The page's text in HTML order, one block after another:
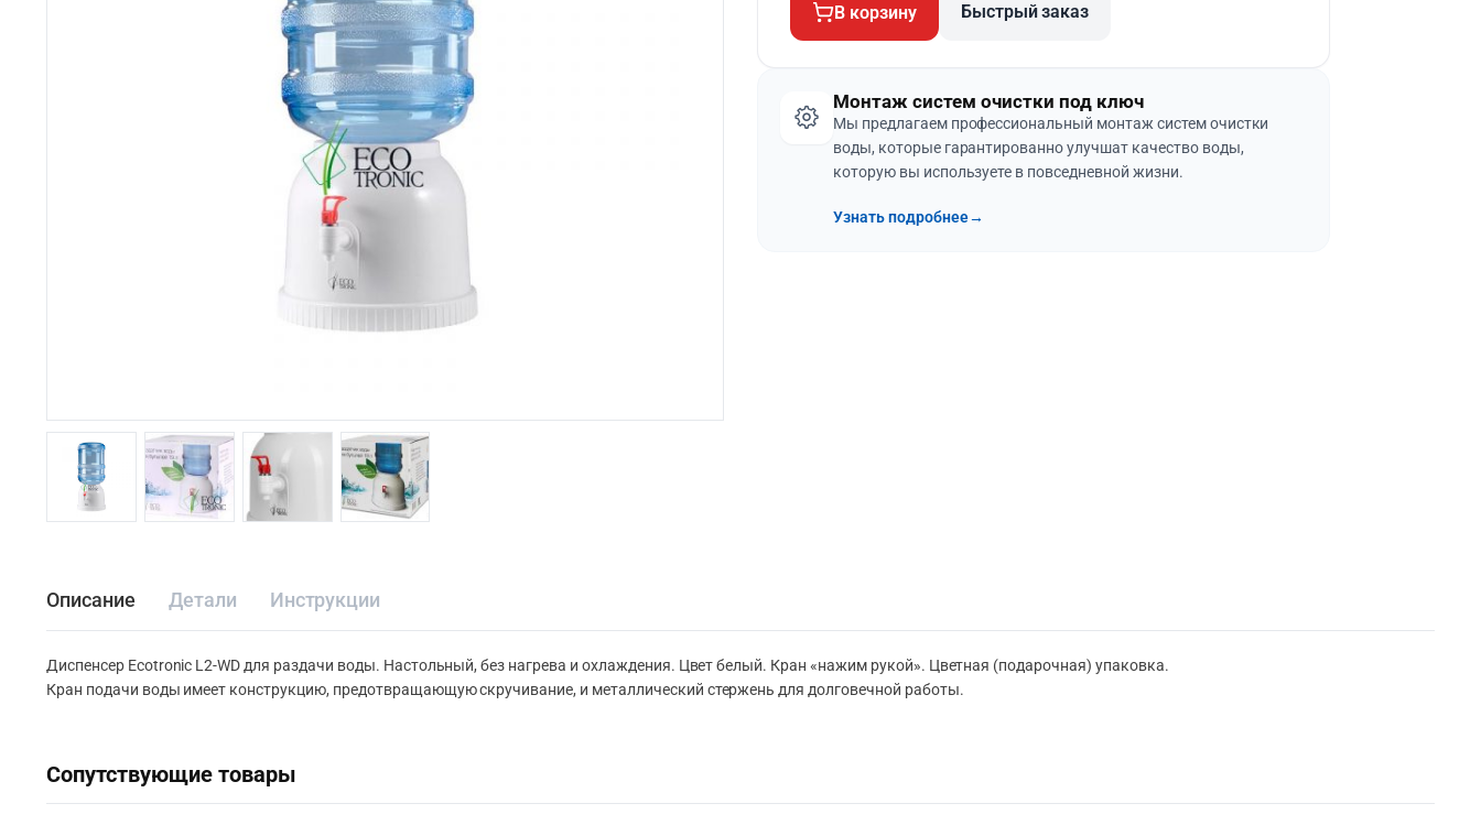
В корзину Быстрый заказ
Монтаж систем очистки под ключ
Мы предлагаем профессиональный монтаж систем очистки
воды, которые гарантированно улучшат качество воды,
которую вы используете в повседневной жизни.
Узнать подробнее→
Описание Детали Инструкции
Диспенсер Ecotronic L2-WD для раздачи воды. Настольный, без нагрева и охлаждения. Цвет белый. Кран «нажим рукой». Цветная (подарочная) упаковка.
Кран подачи воды имеет конструкцию, предотвращающую скручивание, и металлический стержень для долговечной работы.
Сопутствующие товары